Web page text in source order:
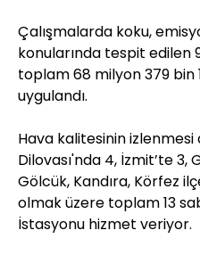
Çalışmalarda koku,
konularında tespit edilen
toplam 68 milyon 379 bin
uygulandı.
Hava kalitesinin
Dilovası'nda 4, İzmit’te 3,
Gölcük, Kandıra, Körfez
olmak üzere toplam 13
İstasyonu hizmet veriyor.